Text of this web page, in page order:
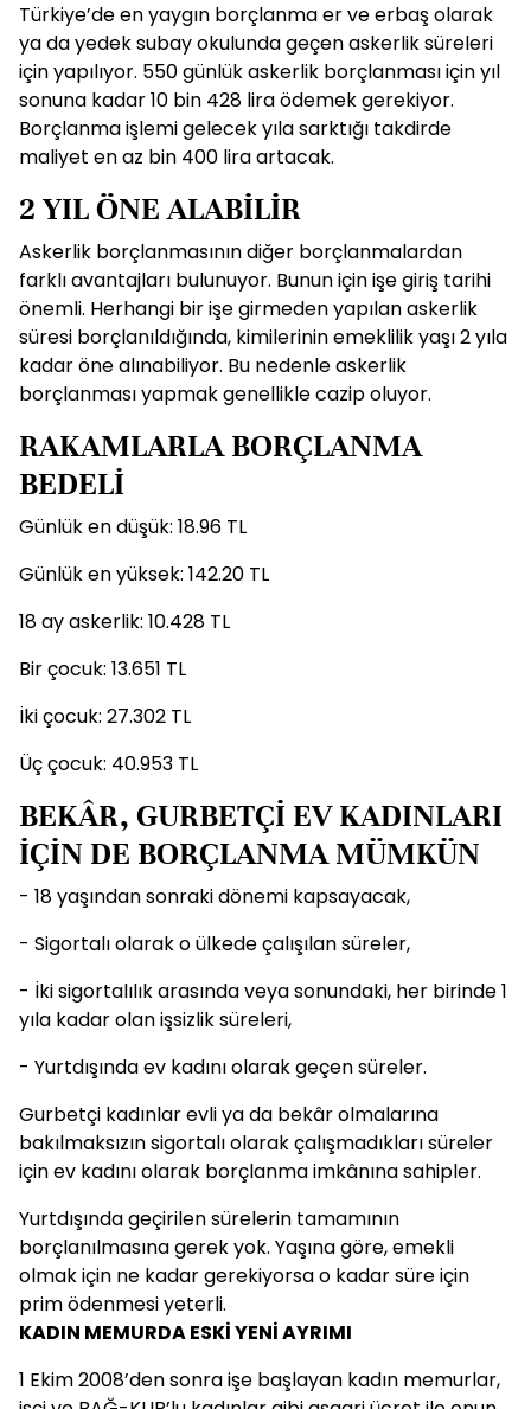
Türkiye’de en yaygın borçlanma er ve erbaş olarak
ya da yedek subay okulunda geçen askerlik süreleri
için yapılıyor. 550 günlük askerlik borçlanması için yıl
sonuna kadar 10 bin 428 lira ödemek gerekiyor.
Borçlanma işlemi gelecek yıla sarktığı takdirde
maliyet en az bin 400 lira artacak.
2 YIL ÖNE ALABİLİR
Askerlik borçlanmasının diğer borçlanmalardan
farklı avantajları bulunuyor. Bunun için işe giriş tarihi
önemli. Herhangi bir işe girmeden yapılan askerlik
süresi borçlanıldığında, kimilerinin emeklilik yaşı 2 yıla
kadar öne alınabiliyor. Bu nedenle askerlik
borçlanması yapmak genellikle cazip oluyor.
RAKAMLARLA BORÇLANMA
BEDELİ
Günlük en düşük: 18.96 TL
Günlük en yüksek: 142.20 TL
18 ay askerlik: 10.428 TL
Bir çocuk: 13.651 TL
İki çocuk: 27.302 TL
Üç çocuk: 40.953 TL
BEKÂR, GURBETÇİ EV KADINLARI
İÇİN DE BORÇLANMA MÜMKÜN
- 18 yaşından sonraki dönemi kapsayacak,
- Sigortalı olarak o ülkede çalışılan süreler,
- İki sigortalılık arasında veya sonundaki, her birinde 1
yıla kadar olan işsizlik süreleri,
- Yurtdışında ev kadını olarak geçen süreler.
Gurbetçi kadınlar evli ya da bekâr olmalarına
bakılmaksızın sigortalı olarak çalışmadıkları süreler
için ev kadını olarak borçlanma imkânına sahipler.
Yurtdışında geçirilen sürelerin tamamının
borçlanılmasına gerek yok. Yaşına göre, emekli
olmak için ne kadar gerekiyorsa o kadar süre için
prim ödenmesi yeterli.
KADIN MEMURDA ESKİ YENİ AYRIMI
1 Ekim 2008’den sonra işe başlayan kadın memurlar,